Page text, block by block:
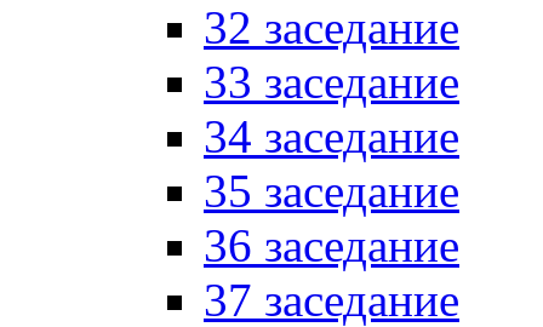
32 заседание
33 заседание
34 заседание
35 заседание
36 заседание
37 заседание